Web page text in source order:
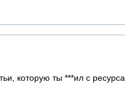
которую ты ***ил с ресурса